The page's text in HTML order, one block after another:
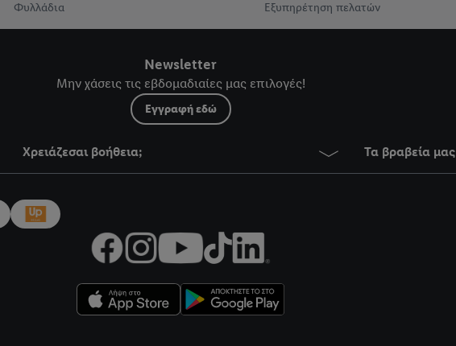
Φυλλάδια Εξυπηρέτηση πελατών
Newsletter
Μην χάσεις τις εβδομαδιαίες μας επιλογές!
Εγγραφή εδώ
Χρειάζεσαι βοήθεια; Τα βραβεία μας